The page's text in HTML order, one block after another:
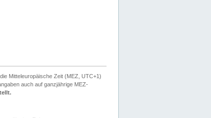
Mitteleuropäische Zeit (MEZ, UTC+1)
auch auf ganzjährige MEZ-